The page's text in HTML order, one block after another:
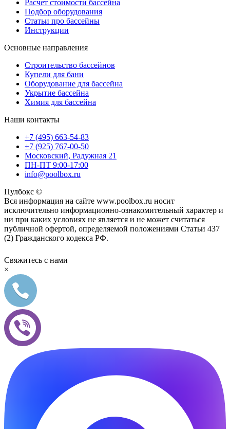
Расчет стоимости бассейна
Подбор оборудования
Статьи про бассейны
Инструкции
Основные направления
Строительство бассейнов
Купели для бани
Оборудование для бассейна
Укрытие бассейна
Химия для бассейна
Наши контакты
+7 (495) 663-54-83
+7 (925) 767-00-50
Московский, Радужная 21
ПН-ПТ 9:00-17:00
info@poolbox.ru
Пулбокс ©
Вся информация на сайте www.poolbox.ru носит
исключительно информационно-ознакомительный характер и
ни при каких условиях не является и не может считаться
публичной офертой, определяемой положениями Статьи 437
(2) Гражданского кодекса РФ.
Свяжитесь с нами
×